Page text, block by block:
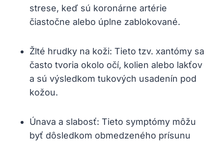
strese, keď sú koronárne artérie
čiastočne alebo úplne zablokované.
Žlté hrudky na koži: Tieto tzv. ‌xantómy sa
často tvoria ⁤okolo očí, kolien alebo lakťov
a sú‍ výsledkom​ tukových usadenín pod
kožou.
Únava a slabosť: Tieto⁢ symptómy môžu
byť dôsledkom obmedzeného prísunu